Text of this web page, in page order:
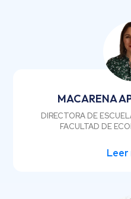
MACARENA
DIRECTORA DE
FACULTAD DE
Leer